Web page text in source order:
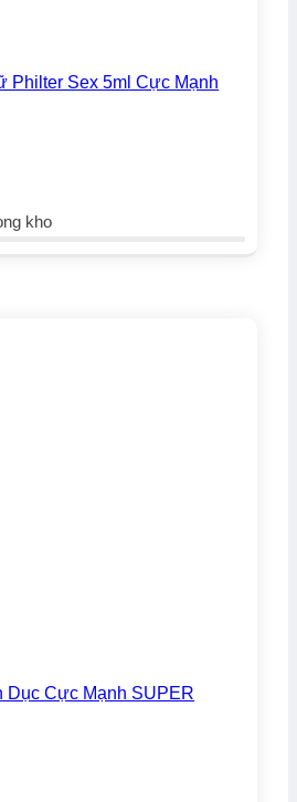
Philter Sex 5ml Cực Mạnh
kho
Dục Cực Mạnh SUPER